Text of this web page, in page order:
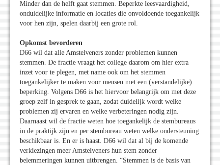
Minder dan de helft gaat stemmen. Beperkte leesvaardigheid,
onduidelijke informatie en locaties die onvoldoende toegankelijk
voor hen zijn, spelen daarbij een grote rol.
Opkomst bevorderen
D66 wil dat alle Amstelveners zonder problemen kunnen
stemmen. De fractie vraagt het college daarom om hier extra
inzet voor te plegen, met name ook om het stemmen
toegankelijker te maken voor mensen met een (verstandelijke)
beperking. Volgens D66 is het hiervoor belangrijk om met deze
groep zelf in gesprek te gaan, zodat duidelijk wordt welke
problemen zij ervaren en welke verbeteringen nodig zijn.
Daarnaast wil de fractie weten hoe toegankelijk de stembureaus
in de praktijk zijn en per stembureau weten welke ondersteuning
beschikbaar is. En er is haast. D66 wil dat al bij de komende
verkiezingen meer Amstelveners hun stem zonder
belemmeringen kunnen uitbrengen. “Stemmen is de basis van